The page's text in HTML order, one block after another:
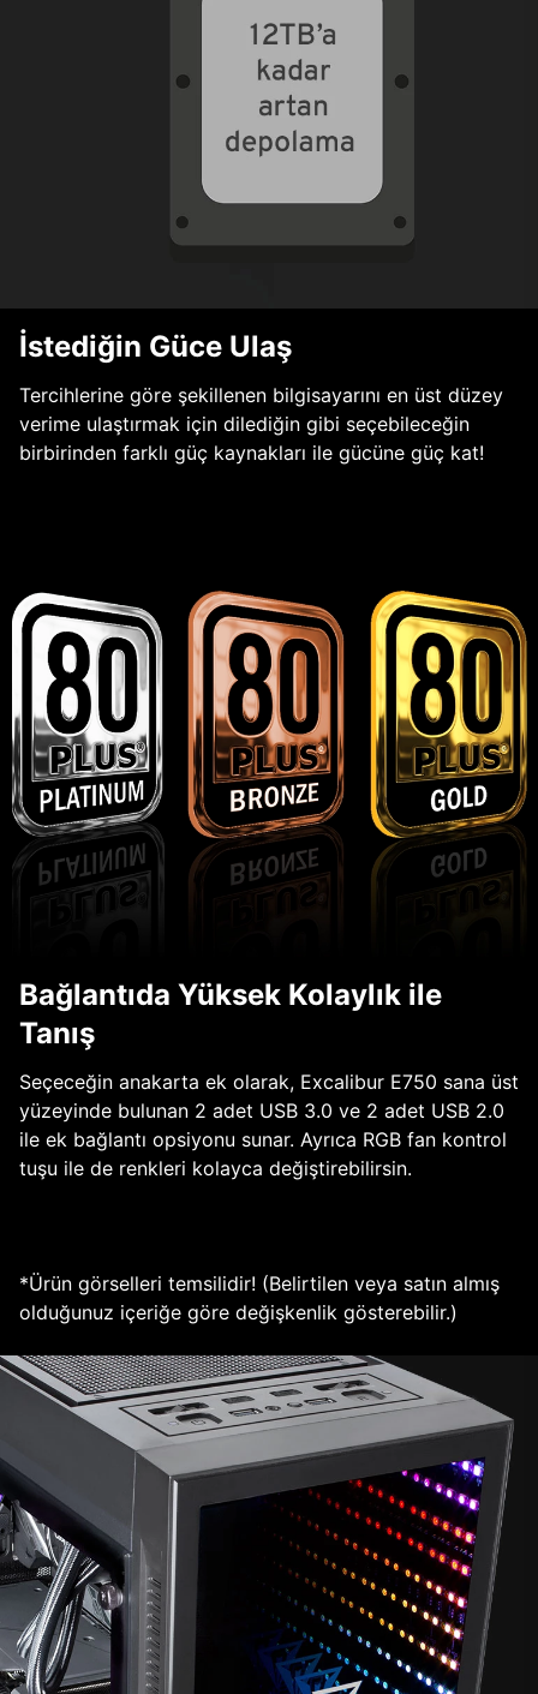
İstediğin Güce Ulaş
Tercihlerine göre şekillenen bilgisayarını en üst düzey
verime ulaştırmak için dilediğin gibi seçebileceğin
birbirinden farklı güç kaynakları ile gücüne güç kat!
Bağlantıda Yüksek Kolaylık ile
Tanış
Seçeceğin anakarta ek olarak, Excalibur E750 sana üst
yüzeyinde bulunan 2 adet USB 3.0 ve 2 adet USB 2.0
ile ek bağlantı opsiyonu sunar. Ayrıca RGB fan kontrol
tuşu ile de renkleri kolayca değiştirebilirsin.
*Ürün görselleri temsilidir! (Belirtilen veya satın almış
olduğunuz içeriğe göre değişkenlik gösterebilir.)